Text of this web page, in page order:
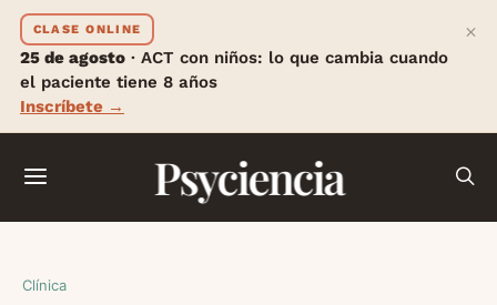
CLASE ONLINE
25 de agosto · ACT con niños: lo que cambia cuando
el paciente tiene 8 años
Inscríbete →
×
Psyciencia
Clínica